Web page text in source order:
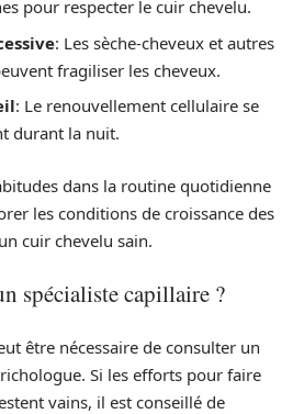
pour respecter le cuir chevelu.
: Les sèche-cheveux et autres
fragiliser les cheveux.
: Le renouvellement cellulaire se
durant la nuit.
dans la routine quotidienne
les conditions de croissance des
cuir chevelu sain.
spécialiste capillaire ?
être nécessaire de consulter un
Si les efforts pour faire
vains, il est conseillé de